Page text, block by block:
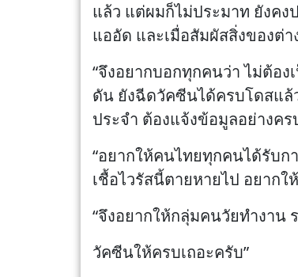
แล้ว แต่ผมก็ไม่ประมาท ยังคง
แออัด และเมื่อสัมผัสสิ่งของต่
“จึงอยากบอกทุกคนว่า ไม่ต้อ
ดัน ยังฉีดวัคซีนได้ครบโดสแล้
ประจำ ต้องแจ้งข้อมูลอย่างค
“อยากให้คนไทยทุกคนได้รับ
เชื้อไวรัสนี้ตายหายไป อยาก
“จึงอยากให้กลุ่มคนวัยทำงา
วัคซีนให้ครบเถอะครับ”